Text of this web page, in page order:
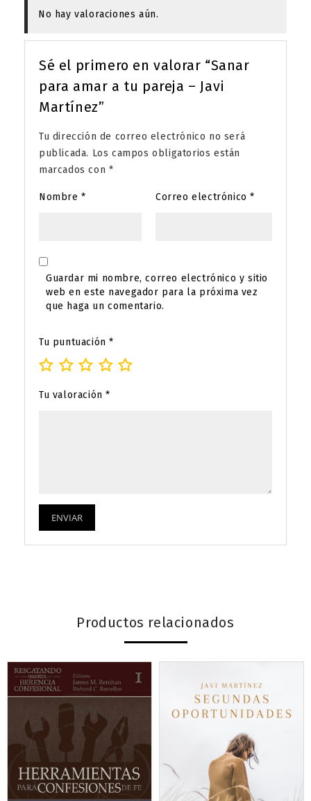
No hay valoraciones aún.
Sé el primero en valorar “Sanar
para amar a tu pareja – Javi
Martínez”
Tu dirección de correo electrónico no será
publicada. Los campos obligatorios están
marcados con *
Nombre* Correo electrónico*
Guardar mi nombre, correo electrónico y sitio
web en este navegador para la próxima vez
que haga un comentario.
Tu puntuación*
Tu valoración*
Productos relacionados